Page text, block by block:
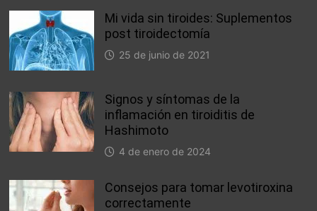
Mi vida sin tiroides: Suplementos
post tiroidectomía
25 de junio de 2021
Signos y síntomas de la
inflamación en tiroiditis de
Hashimoto
4 de enero de 2024
Consejos para tomar levotiroxina
correctamente